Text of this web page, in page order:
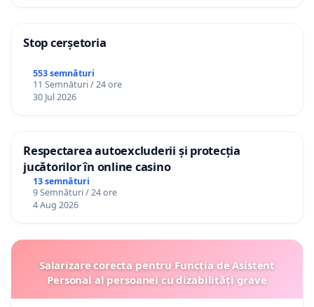
Stop cerșetoria
553 semnături
11 Semnături / 24 ore
30 Jul 2026
Respectarea autoexcluderii și protecția
jucătorilor în online casino
13 semnături
9 Semnături / 24 ore
4 Aug 2026
Salarizare corecta pentru Funcția de Asistent
Personal al persoanei cu dizabilități grave